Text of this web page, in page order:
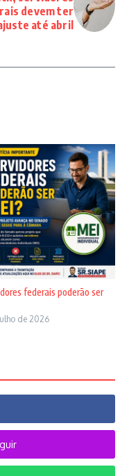
devem ter
até abril
federais poderão ser
de 2026